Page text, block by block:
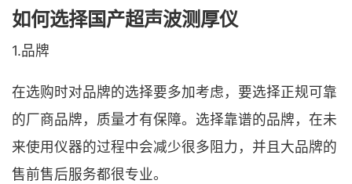
如何选择国产超声波测厚仪
1.品牌
在选购时对品牌的选择要多加考虑，要选择正规可靠
的厂商品牌，质量才有保障。选择靠谱的品牌，在未
来使用仪器的过程中会减少很多阻力，并且大品牌的
售前售后服务都很专业。